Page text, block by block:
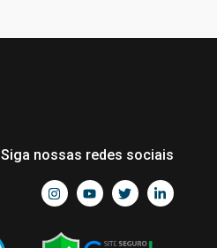
Siga nossas redes sociais